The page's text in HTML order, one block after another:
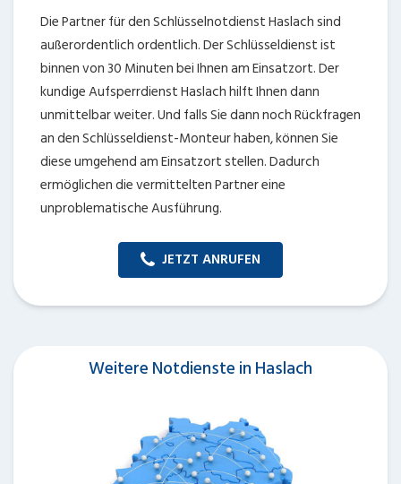
Die Partner für den Schlüsselnotdienst Haslach sind
außerordentlich ordentlich. Der Schlüsseldienst ist
binnen von 30 Minuten bei Ihnen am Einsatzort. Der
kundige Aufsperrdienst Haslach hilft Ihnen dann
unmittelbar weiter. Und falls Sie dann noch Rückfragen
an den Schlüsseldienst-Monteur haben, können Sie
diese umgehend am Einsatzort stellen. Dadurch
ermöglichen die vermittelten Partner eine
unproblematische Ausführung.
JETZT ANRUFEN
Weitere Notdienste in Haslach